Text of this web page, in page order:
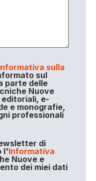
sulla
sul
parte delle
Nuove
e-
e monografie,
professionali
di
l'Informativa
Nuove e
dei miei dati